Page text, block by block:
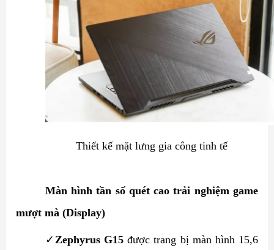
Thiết kế mặt lưng gia công tinh tế
Màn hình tần số quét cao trải nghiệm game
mượt mà (Display)
✓Zephyrus G15 được trang bị màn hình 15,6